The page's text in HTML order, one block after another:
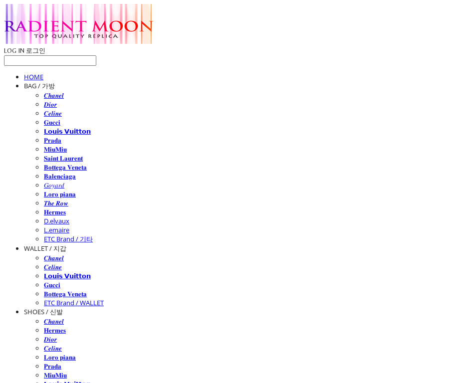
LOG IN 로그인
HOME
BAG / 가방
𝑪𝒉𝒂𝒏𝒆𝒍
𝑫𝒊𝒐𝒓
𝑪𝒆𝒍𝒊𝒏𝒆
𝐆𝐮𝐜𝐜𝐢
𝗟𝗼𝘂𝗶𝘀 𝗩𝘂𝗶𝘁𝘁𝗼𝗻
𝐏𝐫𝐚𝐝𝐚
𝐌𝐢𝐮𝐌𝐢𝐮
𝐒𝐚𝐢𝐧𝐭 𝐋𝐚𝐮𝐫𝐞𝐧𝐭
𝐁𝐨𝐭𝐭𝐞𝐠𝐚 𝐕𝐞𝐧𝐞𝐭𝐚
𝐁𝐚𝐥𝐞𝐧𝐜𝐢𝐚𝐠𝐚
𝐺𝑜𝑦𝑎𝑟𝑑
𝐋𝐨𝐫𝐨 𝐩𝐢𝐚𝐧𝐚
𝑻𝒉𝒆 𝑹𝒐𝒘
𝐇𝐞𝐫𝐦𝐞𝐬
D.elvaux
L.emaire
ETC Brand / 기타
WALLET / 지갑
𝑪𝒉𝒂𝒏𝒆𝒍
𝑪𝒆𝒍𝒊𝒏𝒆
𝗟𝗼𝘂𝗶𝘀 𝗩𝘂𝗶𝘁𝘁𝗼𝗻
𝐆𝐮𝐜𝐜𝐢
𝐁𝐨𝐭𝐭𝐞𝐠𝐚 𝐕𝐞𝐧𝐞𝐭𝐚
ETC Brand / WALLET
SHOES / 신발
𝑪𝒉𝒂𝒏𝒆𝒍
𝐇𝐞𝐫𝐦𝐞𝐬
𝑫𝒊𝒐𝒓
𝑪𝒆𝒍𝒊𝒏𝒆
𝐋𝐨𝐫𝐨 𝐩𝐢𝐚𝐧𝐚
𝐏𝐫𝐚𝐝𝐚
𝐌𝐢𝐮𝐌𝐢𝐮